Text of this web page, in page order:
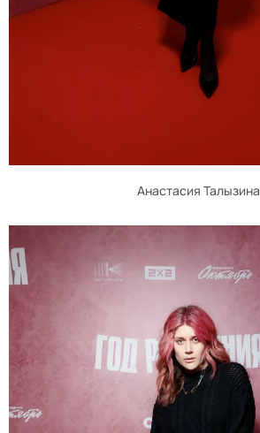
Анастасия Талызина